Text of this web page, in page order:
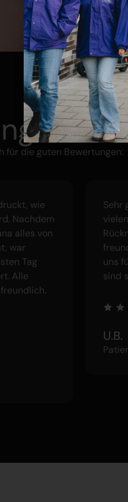
von
für die guten Bewertungen:
wie
Nachdem
alles von
war
Tag
Alle
Sehr
uns
sind
U.B.